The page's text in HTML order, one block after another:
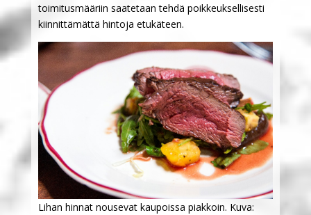
toimitusmääriin saatetaan tehdä poikkeuksellisesti
kiinnittämättä hintoja etukäteen.
Lihan hinnat nousevat kaupoissa piakkoin. Kuva: